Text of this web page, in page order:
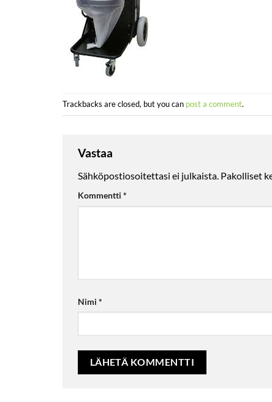
Trackbacks are closed, but you can post a comment.
Vastaa
Sähköpostiosoitettasi ei julkaista. Pakolliset
Kommentti *
Nimi *